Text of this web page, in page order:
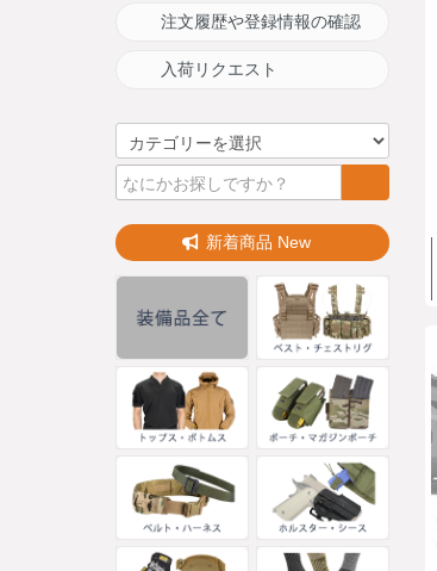
注文履歴や登録情報の確認
入荷リクエスト
新着商品 New